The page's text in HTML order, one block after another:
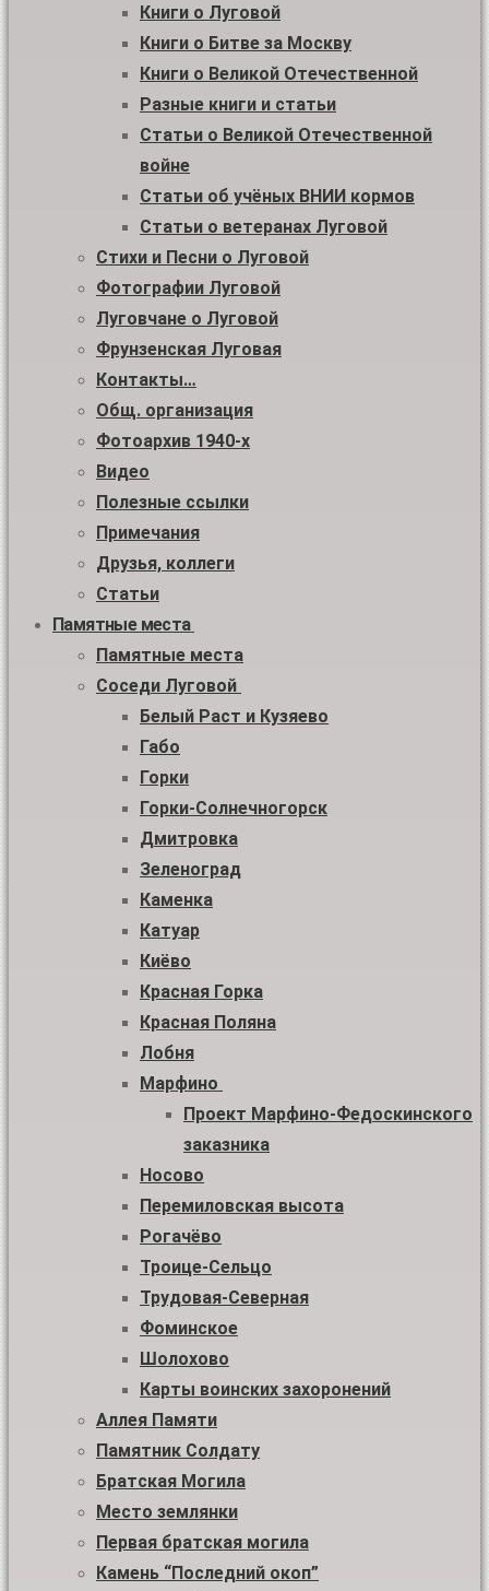
Книги о Луговой
Книги о Битве за Москву
Книги о Великой Отечественной
Разные книги и статьи
Статьи о Великой Отечественной
войне
Статьи об учёных ВНИИ кормов
Статьи о ветеранах Луговой
Стихи и Песни о Луговой
Фотографии Луговой
Луговчане о Луговой
Фрунзенская Луговая
Контакты…
Общ. организация
Фотоархив 1940-х
Видео
Полезные ссылки
Примечания
Друзья, коллеги
Статьи
Памятные места
Памятные места
Соседи Луговой
Белый Раст и Кузяево
Габо
Горки
Горки-Солнечногорск
Дмитровка
Зеленоград
Каменка
Катуар
Киёво
Красная Горка
Красная Поляна
Лобня
Марфино
Проект Марфино-Федоскинского
заказника
Носово
Перемиловская высота
Рогачёво
Троице-Сельцо
Трудовая-Северная
Фоминское
Шолохово
Карты воинских захоронений
Аллея Памяти
Памятник Солдату
Братская Могила
Место землянки
Первая братская могила
Камень “Последний окоп”